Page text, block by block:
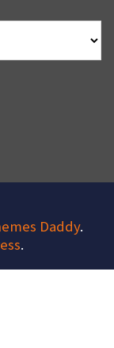
Daddy.
.